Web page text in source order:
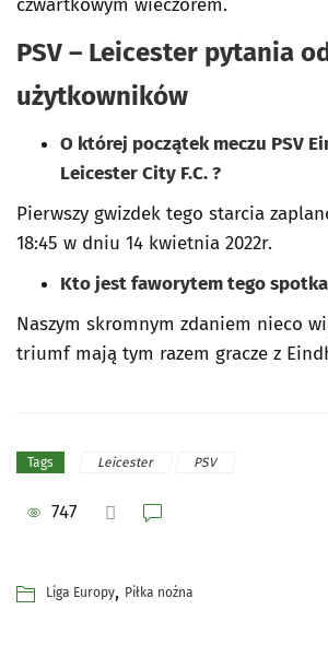
czwartkowym wieczorem.
PSV – Leicester pytania
użytkowników
O której początek meczu PSV
Leicester City F.C. ?
Pierwszy gwizdek tego starcia
18:45 w dniu 14 kwietnia 2022r.
Kto jest faworytem tego
Naszym skromnym zdaniem nieco
triumf mają tym razem gracze z
Tags Leicester PSV
747
Liga Europy, Piłka nożna